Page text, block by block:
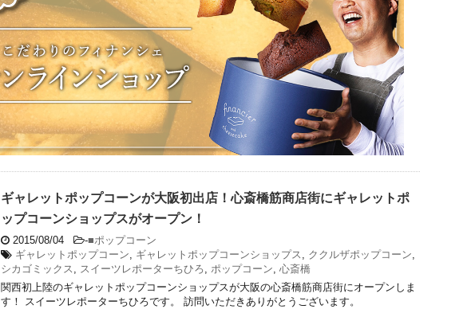
ギャレットポップコーンが大阪初出店！心斎橋筋商店街にギャレットポ
ップコーンショップスがオープン！
2015/08/04 -■ポップコーン
ギャレットポップコーン
ギャレットポップコーンショップス ククルザポップコーン
シカゴミックス
スイーツレポーターちひろ ポップコーン 心斎橋
関西初上陸のギャレットポップコーンショップスが大阪の心斎橋筋商店街にオープンしま
す！ スイーツレポーターちひろです。 訪問いただきありがとうございます。